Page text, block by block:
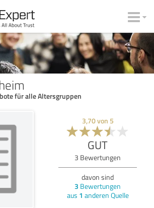
für alle Altersgruppen
3,70von 5
GUT
3 Bewertungen
davon sind
3 Bewertungen
aus 1 anderen Quelle